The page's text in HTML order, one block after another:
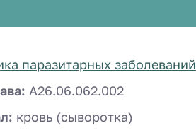
паразитарных заболеваний
A26.06.062.002
кровь (сыворотка)